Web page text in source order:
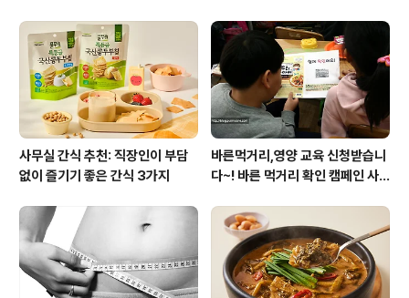
사무실 간식 추천: 직장인이 부담
없이 즐기기 좋은 간식 3가지
바른먹거리,영양 교육 신청받습니
다~! 바른 먹거리 확인 캠페인 사